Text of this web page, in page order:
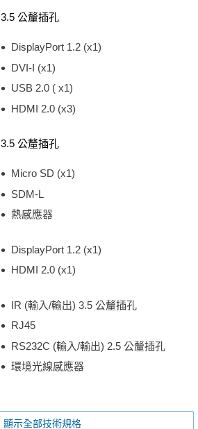
3.5 公釐插孔
DisplayPort 1.2 (x1)
DVI-I (x1)
USB 2.0 ( x1)
HDMI 2.0 (x3)
3.5 公釐插孔
Micro SD (x1)
SDM-L
熱感應器
DisplayPort 1.2 (x1)
HDMI 2.0 (x1)
IR (輸入/輸出) 3.5 公釐插孔
RJ45
RS232C (輸入/輸出) 2.5 公釐插孔
環境光線感應器
顯示全部技術規格